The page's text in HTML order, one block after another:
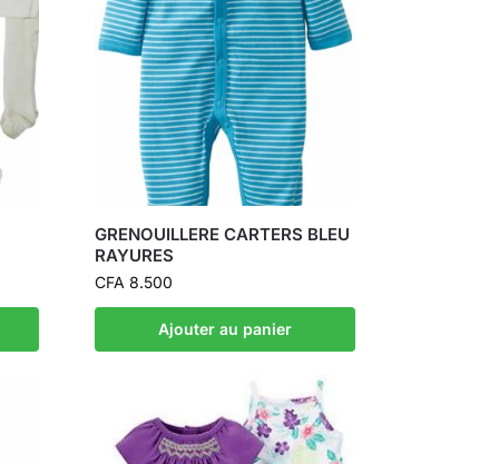
GRENOUILLERE CARTERS BLEU
RAYURES
CFA 8.500
Ajouter au panier